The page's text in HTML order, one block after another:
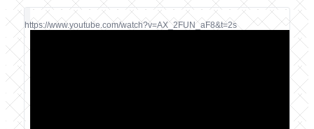
https://www.youtube.com/watch?v=AX_2FUN_aF8&t=2s